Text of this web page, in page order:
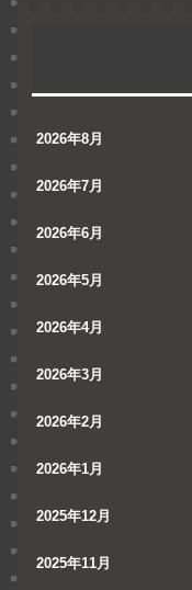
2026年8月
2026年7月
2026年6月
2026年5月
2026年4月
2026年3月
2026年2月
2026年1月
2025年12月
2025年11月